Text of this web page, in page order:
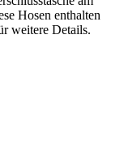
Hosen enthalten
weitere Details.